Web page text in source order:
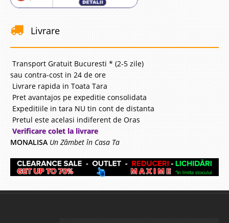
Livrare
Transport Gratuit Bucuresti * (2-5 zile)
sau contra-cost in 24 de ore
Livrare rapida in Toata Tara
Pret avantajos pe expeditie consolidata
Expeditiile in tara NU tin cont de distanta
Pretul este acelasi indiferent de Oras
Verificare colet la livrare
MONALISA Un Zâmbet în Casa Ta